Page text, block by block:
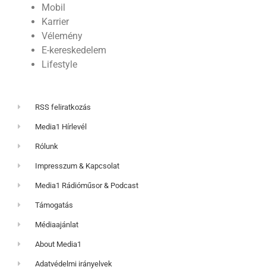
Mobil
Karrier
Vélemény
E-kereskedelem
Lifestyle
RSS feliratkozás
Media1 Hírlevél
Rólunk
Impresszum & Kapcsolat
Media1 Rádióműsor & Podcast
Támogatás
Médiaajánlat
About Media1
Adatvédelmi irányelvek